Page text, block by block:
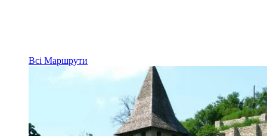
Всі Маршрути